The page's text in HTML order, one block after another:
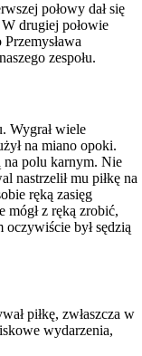
połowy dał się
drugiej połowie
zespołu.
Wygrał wiele
na miano opoki.
na polu karnym. Nie
nastrzelił mu piłkę na
ręką zasięg
mógł z ręką zrobić,
był sędzią
piłkę, zwłaszcza w
wydarzenia,